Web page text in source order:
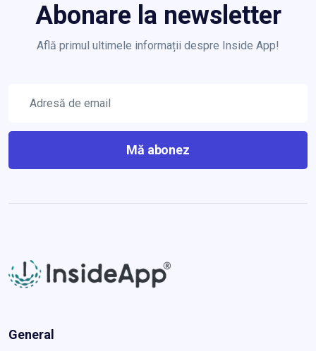
Abonare la newsletter
Află primul ultimele informații despre Inside App!
Mă abonez
General